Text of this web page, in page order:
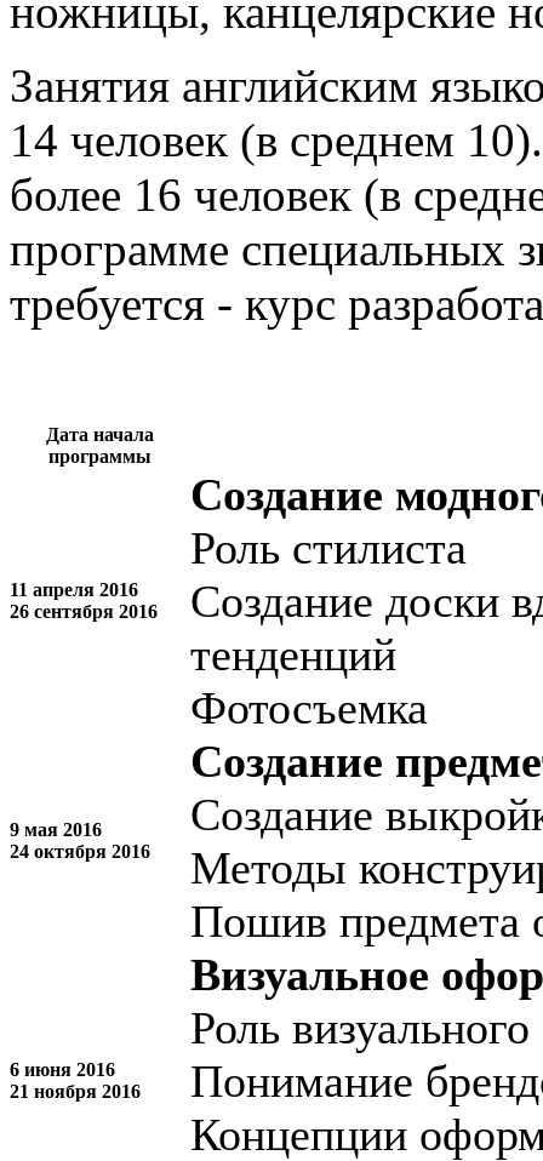
ножницы, канцелярские
Занятия английским
14 человек (в среднем
более 16 человек (в
программе специальных
требуется - курс
Дата начала
программы
11 апреля 2016
26 сентября 2016
Создание
Роль стилиста
Создание доски
тенденций
Фотосъемка
9 мая 2016
24 октября 2016
Создание
Создание
Методы
Пошив предмета
6 июня 2016
21 ноября 2016
Визуальное
Роль
Понимание
Концепции